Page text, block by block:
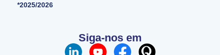
*2025/2026
Siga-nos em